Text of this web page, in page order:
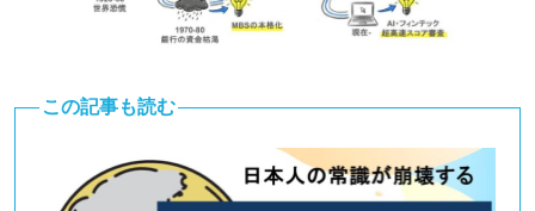
この記事も読む